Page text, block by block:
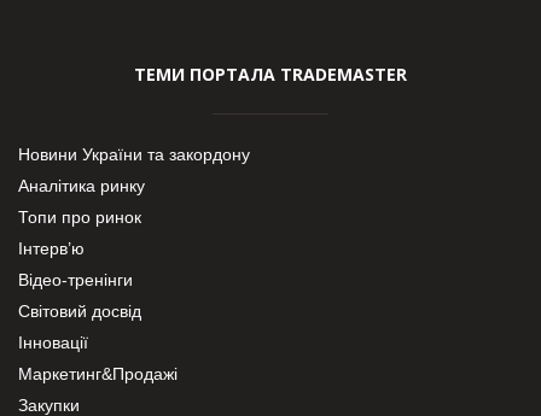
ТЕМИ ПОРТАЛА TRADEMASTER
Новини України та закордону
Аналітика ринку
Топи про ринок
Інтерв’ю
Відео-тренінги
Світовий досвід
Інновації
Маркетинг&Продажі
Закупки